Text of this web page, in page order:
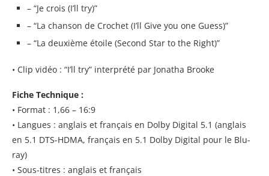
– “Je crois (I’ll try)”
– “La chanson de Crochet (I’ll Give you one Guess)”
– “La deuxième étoile (Second Star to the Right)”
• Clip vidéo : “I’ll try” interprété par Jonatha Brooke
Fiche Technique :
• Format : 1,66 – 16:9
• Langues : anglais et français en Dolby Digital 5.1 (anglais
en 5.1 DTS-HDMA, français en 5.1 Dolby Digital pour le Blu-
ray)
• Sous-titres : anglais et français